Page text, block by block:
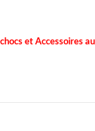
et Accessoires